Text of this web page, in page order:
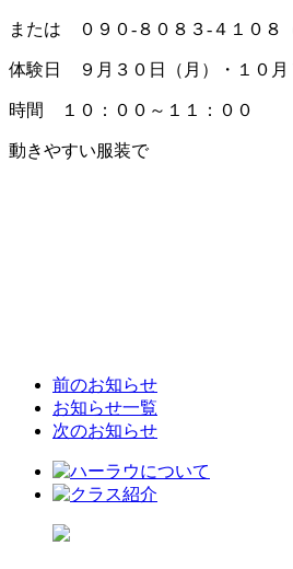
または ０９０-８０８３-４１０８
体験日 ９月３０日（月）・１０月
時間 １０：００～１１：００
動きやすい服装で
前のお知らせ
お知らせ一覧
次のお知らせ